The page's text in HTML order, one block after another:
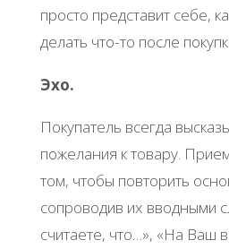
просто представит себе,
делать что-то после
Эхо.
Покупатель всегда
пожелания к товару.
том, чтобы повторить
сопроводив их вводными
считаете, что…», «На Ваш